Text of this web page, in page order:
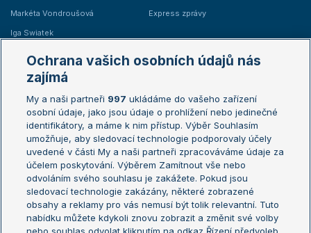
Markéta Vondroušová
Iga Swiatek
Express zprávy
Žebříčky
Žebříček ATP (muži)
Žebříček WTA (ženy)
Sázkařský žebříček
Australian Open
French Open
Wimbledon
US Open
Turnaj mistrů
Turnaj mistryň
Aktualní trendy
Ochrana vašich osobních údajů nás
zajímá
My a naši partneři 997 ukládáme do vašeho zařízení
osobní údaje, jako jsou údaje o prohlížení nebo jedinečné
identifikátory, a máme k nim přístup. Výběr Souhlasím
umožňuje, aby sledovací technologie podporovaly účely
uvedené v části My a naši partneři zpracováváme údaje za
účelem poskytování. Výběrem Zamítnout vše nebo
odvoláním svého souhlasu je zakážete. Pokud jsou
sledovací technologie zakázány, některé zobrazené
obsahy a reklamy pro vás nemusí být tolik relevantní. Tuto
nabídku můžete kdykoli znovu zobrazit a změnit své volby